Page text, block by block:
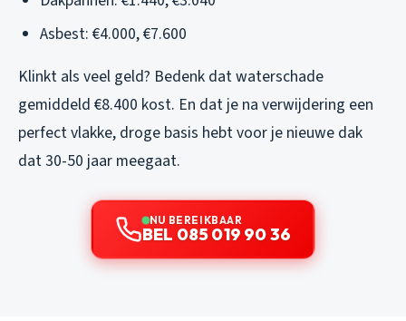
Asbest: €4.000, €7.600
Klinkt als veel geld? Bedenk dat waterschade
gemiddeld €8.400 kost. En dat je na verwijdering een
perfect vlakke, droge basis hebt voor je nieuwe dak
dat 30-50 jaar meegaat.
NU BEREIKBAAR
BEL 085 019 90 36